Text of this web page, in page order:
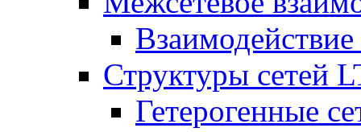
Структуры сетей
Гетерогенные